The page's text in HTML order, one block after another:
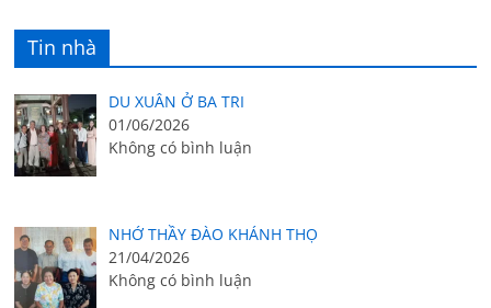
Tin nhà
DU XUÂN Ở BA TRI
01/06/2026
Không có bình luận
NHỚ THẦY ĐÀO KHÁNH THỌ
21/04/2026
Không có bình luận